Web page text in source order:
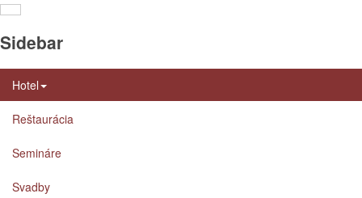
Sidebar
×
Hotel
Reštaurácia
Semináre
Svadby
Cíťte sa u nás ako doma, alebo ešte lepšie. Z izieb
budete pozerať na krásnu prírodu Vršatca.